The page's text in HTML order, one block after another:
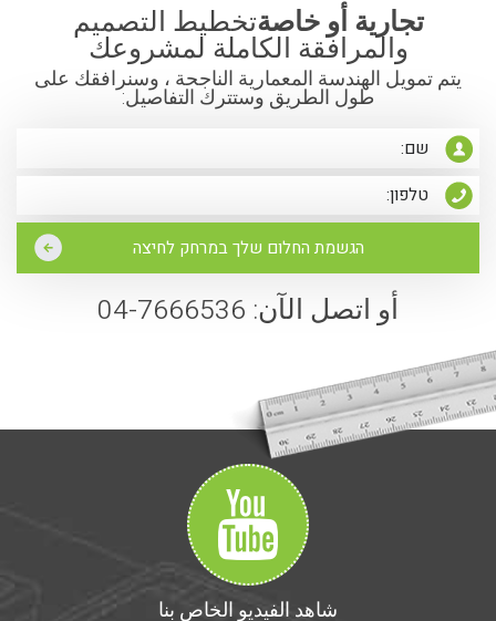
تجارية أو خاصةتخطيط التصميم
والمرافقة الكاملة لمشروعك
يتم تمويل الهندسة المعمارية الناجحة ، وسنرافقك على
طول الطريق وستترك التفاصيل:
أو اتصل الآن: 7666536-04
شاهد الفيديو الخاص بنا